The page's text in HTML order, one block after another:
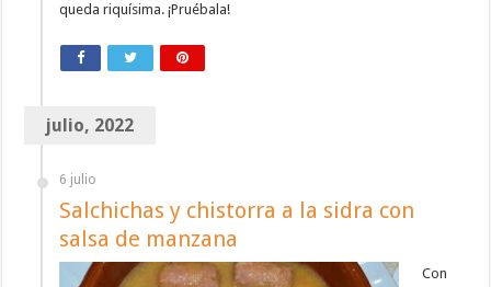
queda riquísima. ¡Pruébala!
julio, 2022
6 julio
Salchichas y chistorra a la sidra con
salsa de manzana
Con